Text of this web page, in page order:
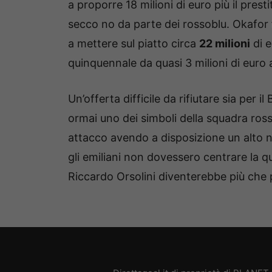
a proporre 18 milioni di euro più il
secco no da parte dei rossoblu.
a mettere sul piatto circa 22 milioni di
quinquennale da quasi 3 milioni di euro
Un’offerta difficile da rifiutare sia per
ormai uno dei simboli della squadra
attacco avendo a disposizione un alto
gli emiliani non dovessero centrare la
Riccardo Orsolini diventerebbe più